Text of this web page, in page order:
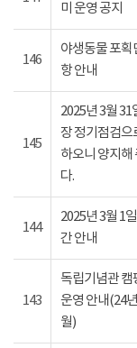
미 운영 공지
146
야생동물 포획
항 안내
145
2025년 3월 31
장 정기점검으
하오니 양지해
다.
144
2025년 3월 1
간 안내
143
독립기념관 캠
운영 안내(24
월)